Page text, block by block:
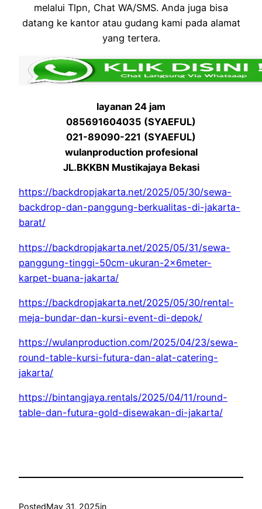
melalui Tlpn, Chat WA/SMS. Anda juga bisa
datang ke kantor atau gudang kami pada alamat
yang tertera.
layanan 24 jam
085691604035 (SYAEFUL)
021-89090-221 (SYAEFUL)
wulanproduction profesional
JL.BKKBN Mustikajaya Bekasi
https://backdropjakarta.net/2025/05/30/sewa-
backdrop-dan-panggung-berkualitas-di-jakarta-
barat/
https://backdropjakarta.net/2025/05/31/sewa-
panggung-tinggi-50cm-ukuran-2x6meter-
karpet-buana-jakarta/
https://backdropjakarta.net/2025/05/30/rental-
meja-bundar-dan-kursi-event-di-depok/
https://wulanproduction.com/2025/04/23/sewa-
round-table-kursi-futura-dan-alat-catering-
jakarta/
https://bintangjaya.rentals/2025/04/11/round-
table-dan-futura-gold-disewakan-di-jakarta/
PostedMay 31, 2025in